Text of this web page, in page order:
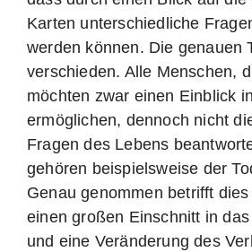
Karten unterschiedliche
werden können. Die genauen
verschieden. Alle Menschen,
möchten zwar einen Einblick
ermöglichen, dennoch nicht
Fragen des Lebens
gehören beispielsweise der
Genau genommen betrifft
einen großen Einschnitt in
und eine Veränderung des